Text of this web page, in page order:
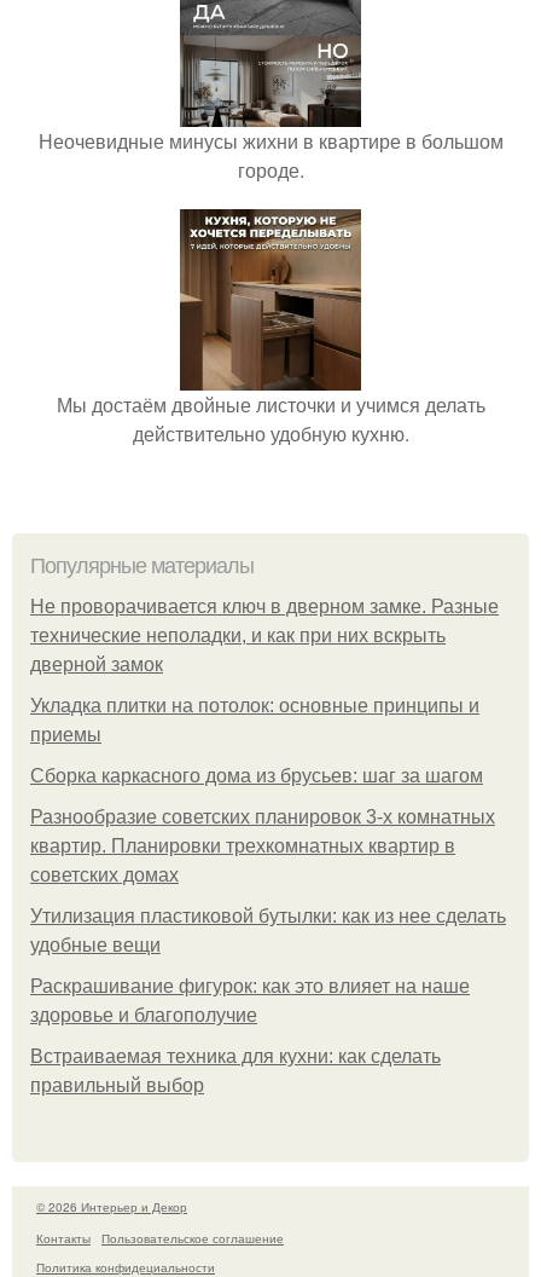
Неочевидные минусы жихни в квартире в большом
городе.
Мы достаём двойные листочки и учимся делать
действительно удобную кухню.
Популярные материалы
Не проворачивается ключ в дверном замке. Разные
технические неполадки, и как при них вскрыть
дверной замок
Укладка плитки на потолок: основные принципы и
приемы
Сборка каркасного дома из брусьев: шаг за шагом
Разнообразие советских планировок 3-х комнатных
квартир. Планировки трехкомнатных квартир в
советских домах
Утилизация пластиковой бутылки: как из нее сделать
удобные вещи
Раскрашивание фигурок: как это влияет на наше
здоровье и благополучие
Встраиваемая техника для кухни: как сделать
правильный выбор
© 2026 Интерьер и Декор
Контакты
Пользовательское соглашение
Политика конфидециальности